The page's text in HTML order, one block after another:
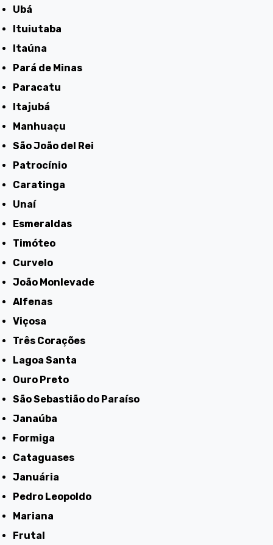
Ubá
Ituiutaba
Itaúna
Pará de Minas
Paracatu
Itajubá
Manhuaçu
São João del Rei
Patrocínio
Caratinga
Unaí
Esmeraldas
Timóteo
Curvelo
João Monlevade
Alfenas
Viçosa
Três Corações
Lagoa Santa
Ouro Preto
São Sebastião do Paraíso
Janaúba
Formiga
Cataguases
Januária
Pedro Leopoldo
Mariana
Frutal